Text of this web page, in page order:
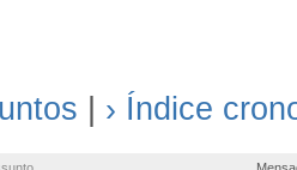
› Índice